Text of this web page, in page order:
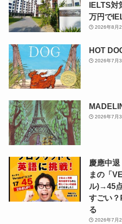
IELTS
万円で
2026年8月2
HOT
2026年7月
2026年7月
慶應中
まの「
ル)→45
すごい
る
2026年7月